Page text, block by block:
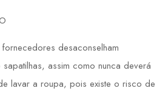
desaconselham
assim como nunca deverá
lavar a roupa, pois existe o risco de